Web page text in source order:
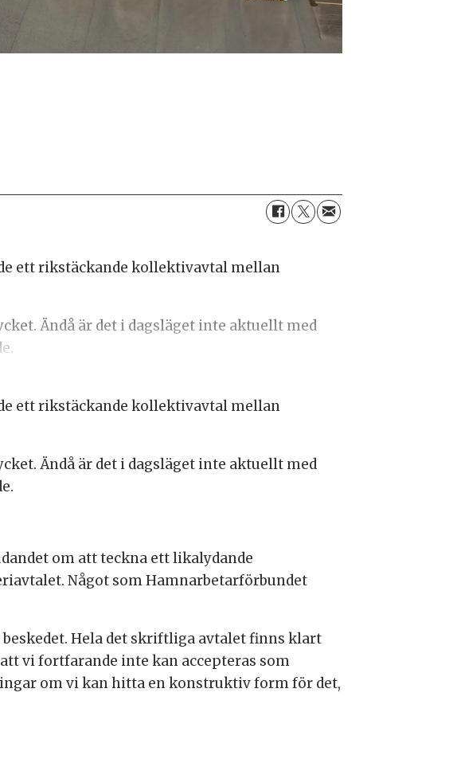
ett rikstäckande kollektivavtal mellan
Ändå är det i dagsläget inte aktuellt med
ett rikstäckande kollektivavtal mellan
Ändå är det i dagsläget inte aktuellt med
om att teckna ett likalydande
Något som Hamnarbetarförbundet
Hela det skriftliga avtalet finns klart
vi fortfarande inte kan accepteras som
om vi kan hitta en konstruktiv form för det,